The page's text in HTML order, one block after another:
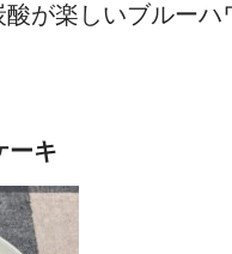
が楽しいブルー
ーキ